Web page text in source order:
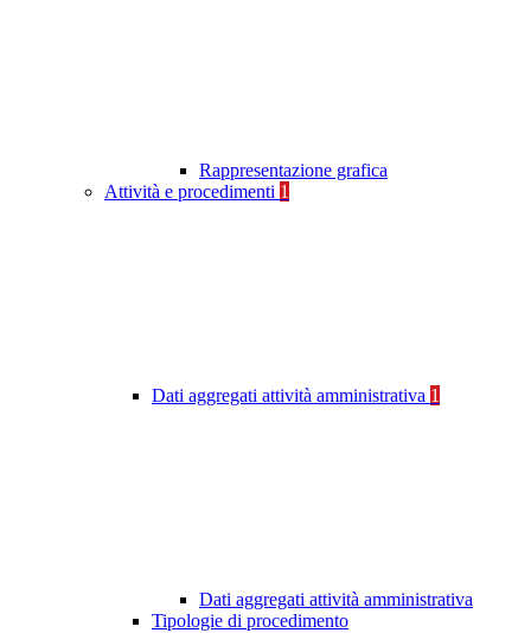
Rappresentazione grafica
Attività e procedimenti 1
Dati aggregati attività amministrativa 1
Dati aggregati attività amministrativa
Tipologie di procedimento